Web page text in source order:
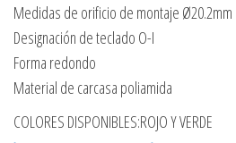
Medidas de orificio de montaje Ø20.2mm
Designación de teclado O-I
Forma redondo
Material de carcasa poliamida
COLORES DISPONIBLES:ROJO Y VERDE